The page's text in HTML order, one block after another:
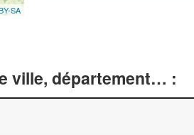
SA
ville, département… :